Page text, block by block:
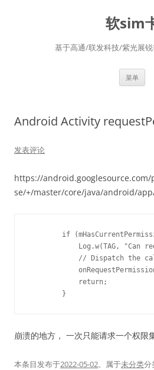
软sim
基于高通/联发科技/紫光展
菜单
Android Activity
发表评论
https://
se/+/master/core/java/android/
if
Log.w(TAG, "Can
// Dispatch the
            return;
崩溃的地方， 一次只能请求一个权限
本条目发布于2022-05-02。属于未分类分